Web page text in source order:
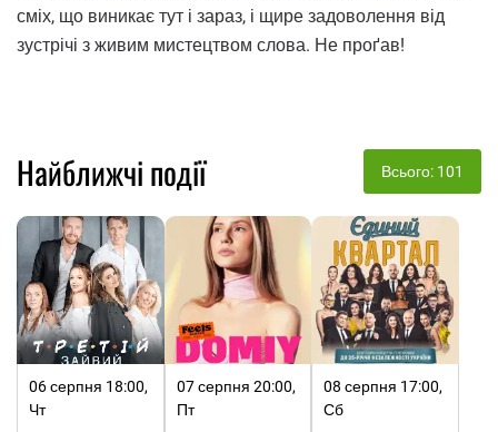
сміх, що виникає тут і зараз, і щире задоволення від
зустрічі з живим мистецтвом слова. Не проґав!
Найближчі події Всього: 101
06 серпня 18:00,
Чт
07 серпня 20:00,
Пт
08 серпня 17:00,
Сб